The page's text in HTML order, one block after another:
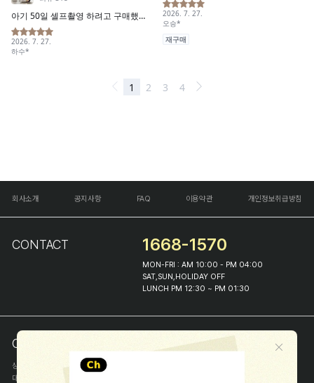
회사소개 공지사항 FAQ 이용약관 개인정보취급방침
CONTACT 1668-1570
MON-FRI : AM 10:00 - PM 04:00
SAT,SUN,HOLIDAY OFF
LUNCH PM 12:30 ~ PM 01:30
COMPANY INFO
상호
(주)해피프린스
대표